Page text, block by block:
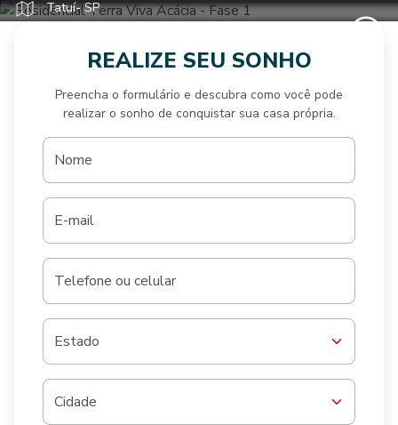
Tatuí- SP
REALIZE SEU SONHO
Preencha o formulário e descubra como você pode
realizar o sonho de conquistar sua casa própria.
Nome
E-mail
Telefone ou celular
Estado
Cidade